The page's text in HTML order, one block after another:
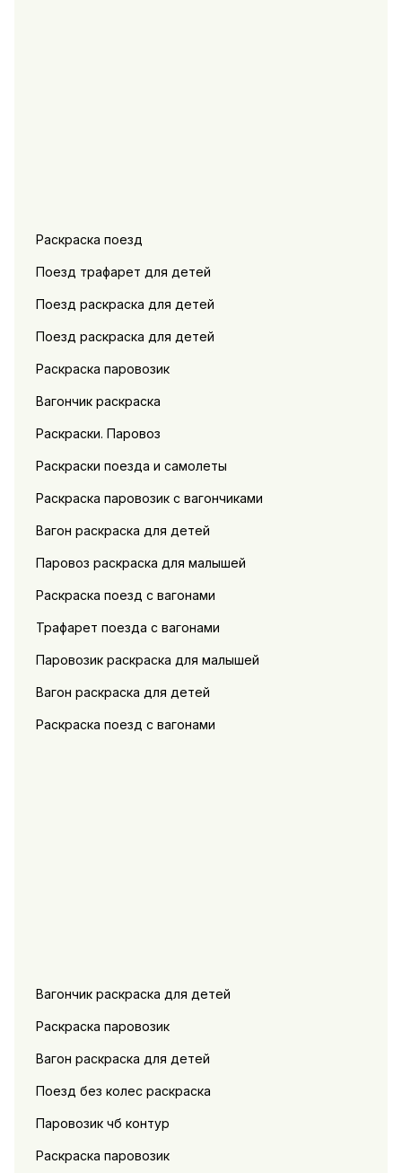
Раскраска поезд
Поезд трафарет для детей
Поезд раскраска для детей
Поезд раскраска для детей
Раскраска паровозик
Вагончик раскраска
Раскраски. Паровоз
Раскраски поезда и самолеты
Раскраска паровозик с вагончиками
Вагон раскраска для детей
Паровоз раскраска для малышей
Раскраска поезд с вагонами
Трафарет поезда с вагонами
Паровозик раскраска для малышей
Вагон раскраска для детей
Раскраска поезд с вагонами
Вагончик раскраска для детей
Раскраска паровозик
Вагон раскраска для детей
Поезд без колес раскраска
Паровозик чб контур
Раскраска паровозик